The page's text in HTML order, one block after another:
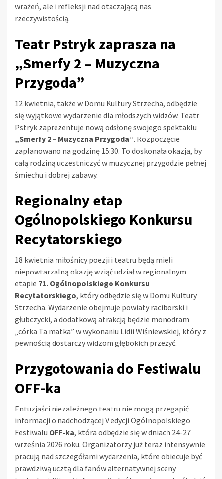
wrażeń, ale i refleksji nad otaczającą nas
rzeczywistością.
Teatr Pstryk zaprasza na
„Smerfy 2 – Muzyczna
Przygoda”
12 kwietnia, także w Domu Kultury Strzecha, odbędzie
się wyjątkowe wydarzenie dla młodszych widzów. Teatr
Pstryk zaprezentuje nową odsłonę swojego spektaklu
„Smerfy 2 – Muzyczna Przygoda”. Rozpoczęcie
zaplanowano na godzinę 15:30. To doskonała okazja, by
całą rodziną uczestniczyć w muzycznej przygodzie pełnej
śmiechu i dobrej zabawy.
Regionalny etap
Ogólnopolskiego Konkursu
Recytatorskiego
18 kwietnia miłośnicy poezji i teatru będą mieli
niepowtarzalną okazję wziąć udział w regionalnym
etapie 71. Ogólnopolskiego Konkursu
Recytatorskiego, który odbędzie się w Domu Kultury
Strzecha. Wydarzenie obejmuje powiaty raciborski i
głubczycki, a dodatkową atrakcją będzie monodram
„córka Ta matka” w wykonaniu Lidii Wiśniewskiej, który z
pewnością dostarczy widzom głębokich przeżyć.
Przygotowania do Festiwalu
OFF-ka
Entuzjaści niezależnego teatru nie mogą przegapić
informacji o nadchodzącej V edycji Ogólnopolskiego
Festiwalu OFF-ka, która odbędzie się w dniach 24-27
września 2026 roku. Organizatorzy już teraz intensywnie
pracują nad szczegółami wydarzenia, które obiecuje być
prawdziwą ucztą dla fanów alternatywnej sceny